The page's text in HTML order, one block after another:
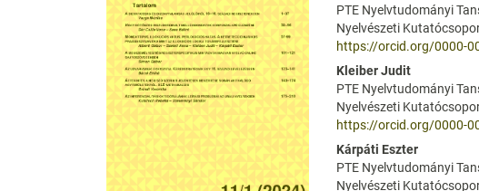
PTE Nyelvtudományi
Nyelvészeti
https://orcid.org/0000-
Kleiber Judit
PTE Nyelvtudományi
Nyelvészeti
https://orcid.org/0000-
Kárpáti Eszter
PTE Nyelvtudományi
Nyelvészeti